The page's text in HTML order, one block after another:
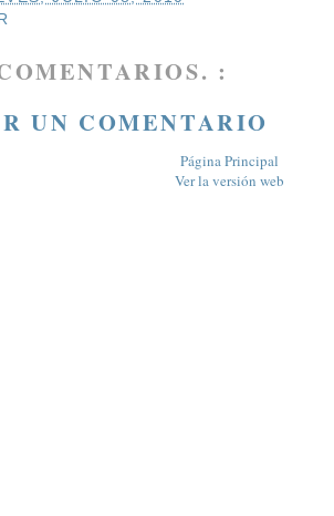
:
UN COMENTARIO
Página Principal
Ver la versión web